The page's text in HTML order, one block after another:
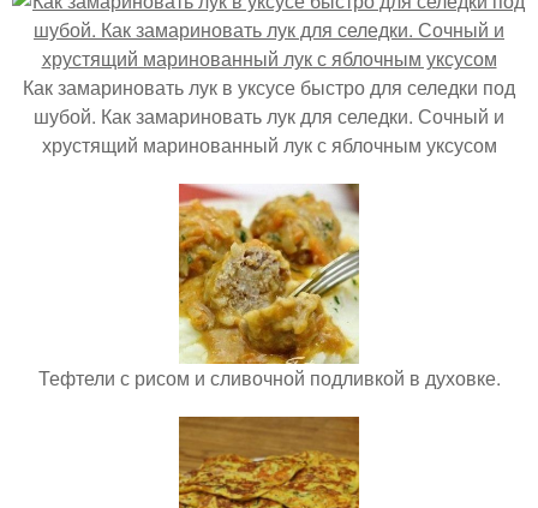
Как замариновать лук в уксусе быстро для селедки под
шубой. Как замариновать лук для селедки. Сочный и
хрустящий маринованный лук с яблочным уксусом
Тефтели с рисом и сливочной подливкой в духовке.